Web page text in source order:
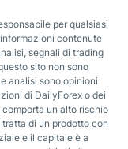
per qualsiasi
contenute
segnali di trading
sito non sono
analisi sono opinioni
di DailyForex o dei
un alto rischio
di un prodotto con
e il capitale è a